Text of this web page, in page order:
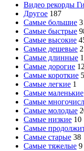
Видео рекорды
Другое 187
Самые большие
Самые быстрые
Самые высокие
Самые дешевые 2
Самые длинные
Самые дорогие
Самые короткие 5
Самые легкие 1
Самые маленькие
Самые
Самые молодые
Самые низкие 10
Самые
Самые старые 38
Самые тяжелые 9